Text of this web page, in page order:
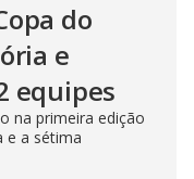
do
e
equipes
na primeira edição
e a sétima